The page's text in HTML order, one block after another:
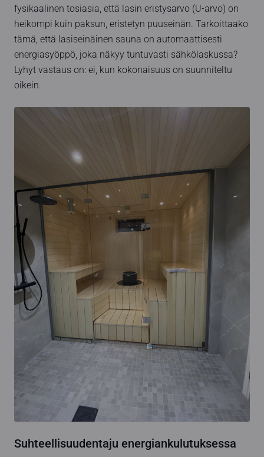
fysikaalinen tosiasia, että lasin eristysarvo (U-arvo) on
heikompi kuin paksun, eristetyn puuseinän. Tarkoittaako
tämä, että lasiseinäinen sauna on automaattisesti
energiasyöppö, joka näkyy tuntuvasti sähkölaskussa?
Lyhyt vastaus on: ei, kun kokonaisuus on suunniteltu
oikein.
Suhteellisuudentaju energiankulutuksessa